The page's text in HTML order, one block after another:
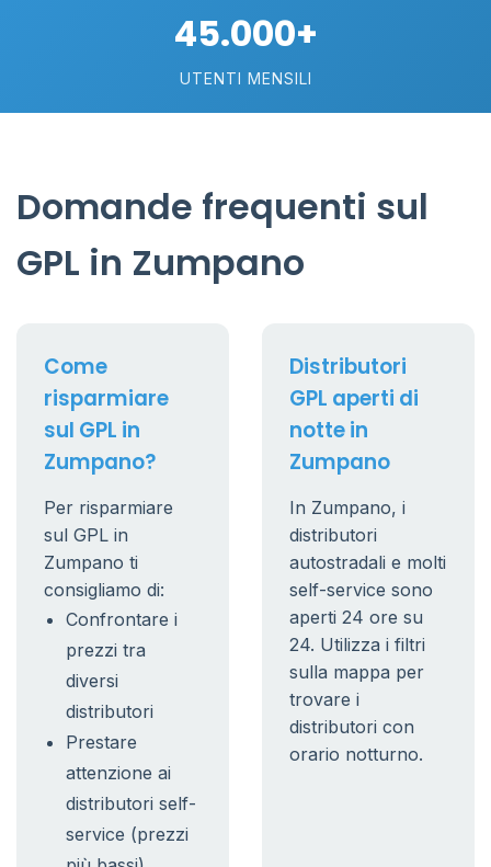
45.000+
UTENTI MENSILI
Domande frequenti sul
GPL in Zumpano
Come
risparmiare
sul GPL in
Zumpano?
Per risparmiare
sul GPL in
Zumpano ti
consigliamo di:
Confrontare i
prezzi tra
diversi
distributori
Prestare
attenzione ai
distributori self-
service (prezzi
Distributori
GPL aperti di
notte in
Zumpano
In Zumpano, i
distributori
autostradali e molti
self-service sono
aperti 24 ore su
24. Utilizza i filtri
sulla mappa per
trovare i
distributori con
orario notturno.